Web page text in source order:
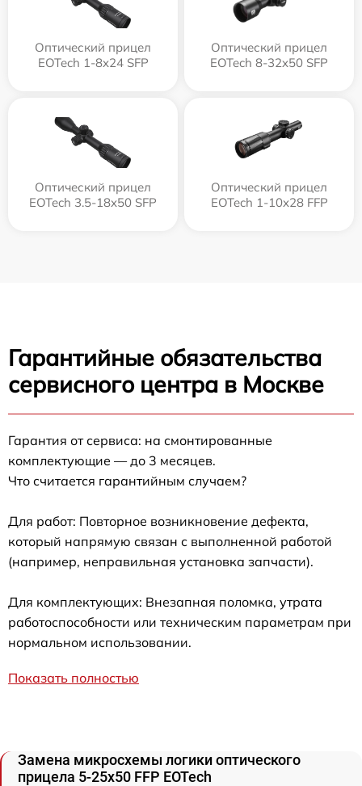
Оптический прицел
EOTech 1-8x24 SFP
Оптический прицел
EOTech 8-32x50 SFP
Оптический прицел
EOTech 3.5-18x50 SFP
Оптический прицел
EOTech 1-10x28 FFP
Гарантийные обязательства
сервисного центра в Москве
Гарантия от сервиса: на смонтированные
комплектующие — до 3 месяцев.
Что считается гарантийным случаем?
Для работ: Повторное возникновение дефекта,
который напрямую связан с выполненной работой
(например, неправильная установка запчасти).
Для комплектующих: Внезапная поломка, утрата
работоспособности или техническим параметрам при
нормальном использовании.
Показать полностью
Замена микросхемы логики оптического
прицела 5-25x50 FFP EOTech